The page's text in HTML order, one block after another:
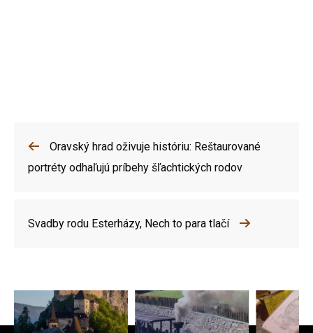
Oravský hrad oživuje históriu: Reštaurované
portréty odhaľujú príbehy šľachtických rodov
Svadby rodu Esterházy, Nech to para tlačí